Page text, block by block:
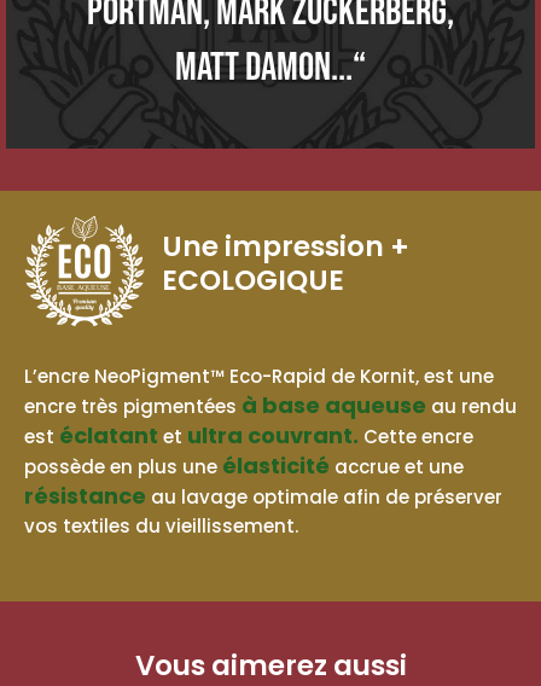
Portman, Mark Zuckerberg,
Matt Damon...“
BASE AQUEUSE
Une impression +
ECOLOGIQUE
L’encre NeoPigment™ Eco-Rapid de Kornit, est une
encre très pigmentées à base aqueuse au rendu
est éclatant et ultra couvrant. Cette encre
possède en plus une élasticité accrue et une
résistance au lavage optimale afin de préserver
vos textiles du vieillissement.
Vous aimerez aussi